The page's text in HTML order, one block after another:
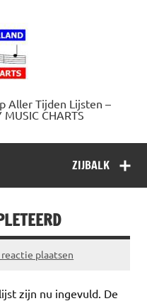
Aller Tijden Lijsten –
CHARTS
ZIJBALK
reactie plaatsen
zijn nu ingevuld. De